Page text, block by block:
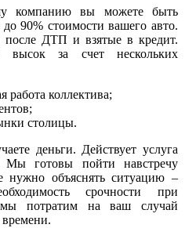
компанию вы можете быть
90% стоимости вашего авто.
ДТП и взятые в кредит.
высок за счет нескольких
работа коллектива;
столицы.
деньги. Действует услуга
Мы готовы пойти навстречу
нужно объяснять ситуацию –
срочности при
потратим на ваш случай